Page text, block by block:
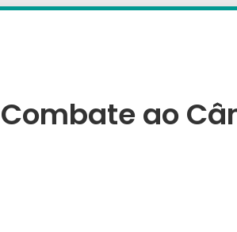
Combate ao